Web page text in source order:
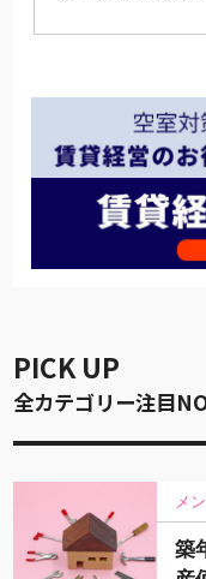
PICK UP
全カテゴリー注目
メ
築